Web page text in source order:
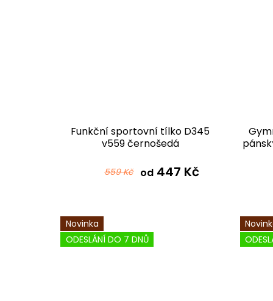
Funkční sportovní tílko D345
v559 černošedá
559 Kč od 447 Kč
Novinka
ODESLÁNÍ DO 7 DNŮ